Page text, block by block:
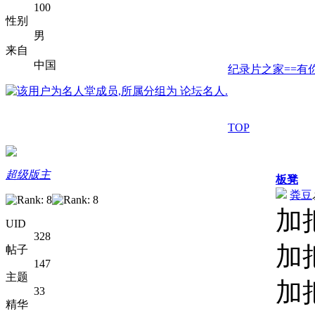
100
性别
男
来自
中国
纪录片之家==有
TOP
超级版主
UID
328
帖子
147
主题
33
精华
板凳
粪豆
加
加
加